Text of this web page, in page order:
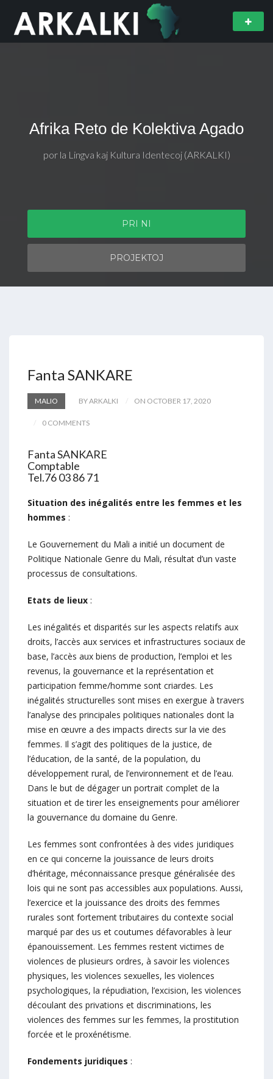
Afrika Reto de Kolektiva Agado
por la Lingva kaj Kultura Identecoj (ARKALKI)
PRI NI
PROJEKTOJ
Fanta SANKARE
MALIO BY ARKALKI ON OCTOBER 17, 2020
0 COMMENTS
Fanta SANKARE
Comptable
Tel.76 03 86 71
Situation des inégalités entre les femmes et les
hommes :
Le Gouvernement du Mali a initié un document de
Politique Nationale Genre du Mali, résultat d’un vaste
processus de consultations.
Etats de lieux :
Les inégalités et disparités sur les aspects relatifs aux
droits, l’accès aux services et infrastructures sociaux de
base, l’accès aux biens de production, l’emploi et les
revenus, la gouvernance et la représentation et
participation femme/homme sont criardes. Les
inégalités structurelles sont mises en exergue à travers
l’analyse des principales politiques nationales dont la
mise en œuvre a des impacts directs sur la vie des
femmes. Il s’agit des politiques de la justice, de
l’éducation, de la santé, de la population, du
développement rural, de l’environnement et de l’eau.
Dans le but de dégager un portrait complet de la
situation et de tirer les enseignements pour améliorer
la gouvernance du domaine du Genre.
Les femmes sont confrontées à des vides juridiques
en ce qui concerne la jouissance de leurs droits
d’héritage, méconnaissance presque généralisée des
lois qui ne sont pas accessibles aux populations. Aussi,
l’exercice et la jouissance des droits des femmes
rurales sont fortement tributaires du contexte social
marqué par des us et coutumes défavorables à leur
épanouissement. Les femmes restent victimes de
violences de plusieurs ordres, à savoir les violences
physiques, les violences sexuelles, les violences
psychologiques, la répudiation, l’excision, les violences
découlant des privations et discriminations, les
violences des femmes sur les femmes, la prostitution
forcée et le proxénétisme.
Fondements juridiques :